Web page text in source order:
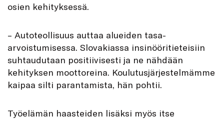
osien kehityksessä.
– Autoteollisuus auttaa alueiden tasa-
arvoistumisessa. Slovakiassa insinööritieteisiin
suhtaudutaan positiivisesti ja ne nähdään
kehityksen moottoreina. Koulutusjärjestelmämme
kaipaa silti parantamista, hän pohtii.
Työelämän haasteiden lisäksi myös itse